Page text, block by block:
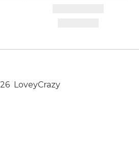
LoveyCrazy